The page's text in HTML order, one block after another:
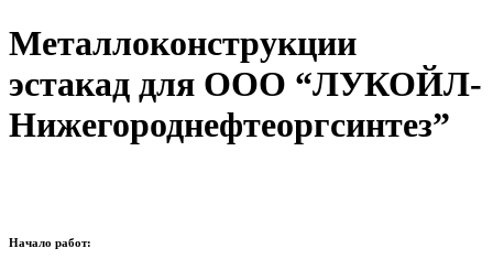
Металлоконструкции
эстакад для ООО “ЛУКОЙЛ-
Нижегороднефтеоргсинтез”
Начало работ: